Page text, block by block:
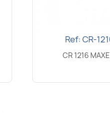
Aperçu
Ref: CR-
CR 1216